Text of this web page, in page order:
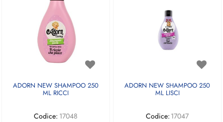
ADORN NEW SHAMPOO 250
ML RICCI
Codice: 17048
ADORN NEW SHAMPOO 250
ML LISCI
Codice: 17047